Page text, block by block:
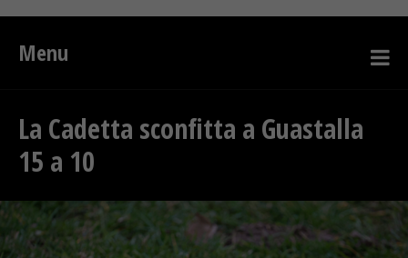
Menu
La Cadetta sconfitta a Guastalla
15 a 10